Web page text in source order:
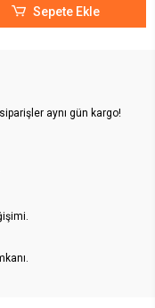
Sepete Ekle
aynı gün kargo!